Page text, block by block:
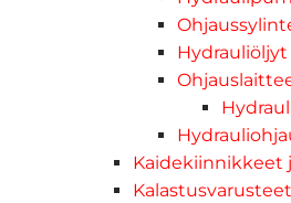
Hydrauliöljyt
Kaidekiinnikkeet
Kalastusvarusteet